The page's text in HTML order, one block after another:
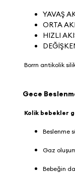
YAVAŞ
​​​​​​​ORTA
HIZLI
Borrn antikolik
Gece
Kolik bebekler
Beslenme
Gaz
Bebeğin